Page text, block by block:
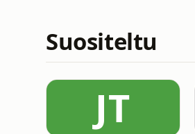
Suositeltu
JT